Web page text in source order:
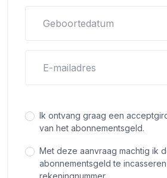
Geboortedatum
E-mailadres
Ik ontvang graag een
van het abonnementsgeld.
Met deze aanvraag machtig ik
abonnementsgeld te